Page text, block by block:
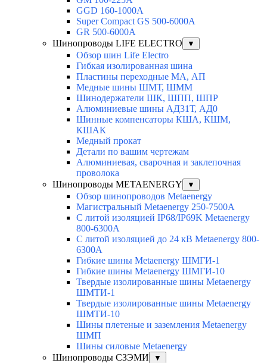
GGD 160-1000A
Super Compact GS 500-6000A
GR 500-6000A
Шинопроводы LIFE ELECTRO
▼
Обзор шин Life Electro
Гибкая изолированная шина
Пластины переходные МА, АП
Медные шины ШМТ, ШММ
Шинодержатели ШК, ШПП, ШПР
Алюминиевые шины АД31Т, АД0
Шинные компенсаторы КША, КШМ,
КШАК
Медный прокат
Детали по вашим чертежам
Алюминиевая, cварочная и заклепочная
проволока
Шинопроводы METAENERGY
▼
Обзор шинопроводов Metaenergy
Магистральный Metaenergy 250-7500A
С литой изоляцией IP68/IP69K Metaenergy
800-6300A
С литой изоляцией до 24 кВ Metaenergy 800-
6300A
Гибкие шины Metaenergy ШМГИ-1
Гибкие шины Metaenergy ШМГИ-10
Твердые изолированные шины Metaenergy
ШМТИ-1
Твердые изолированные шины Metaenergy
ШМТИ-10
Шины плетеные и заземления Metaenergy
ШМП
Шины силовые Metaenergy
Шинопроводы СЗЭМИ
▼